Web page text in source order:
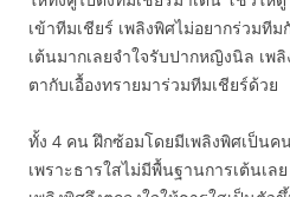
เข้าทีมเชียร์ เพลิงพิศไม่อยากร่วมที
เต้นมากเลยจำใจรับปากหญิงนิล เพ
ตากับเอื้องทรายมาร่วมทีมเชียร์ด้วย
ทั้ง 4 คน ฝึกซ้อมโดยมีเพลิงพิศเป็น
เพราะธารใสไม่มีพื้นฐานการเต้นเล